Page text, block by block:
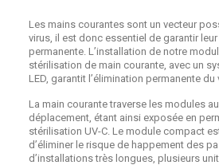
Les mains courantes sont un vecteur
virus, il est donc essentiel de garantir
permanente. L’installation de notre
stérilisation de main courante, avec un
LED, garantit l’élimination permanente du
La main courante traverse les modules
déplacement, étant ainsi exposée en
stérilisation UV-C. Le module compact est
d’éliminer le risque de happement des
d’installations très longues, plusieurs